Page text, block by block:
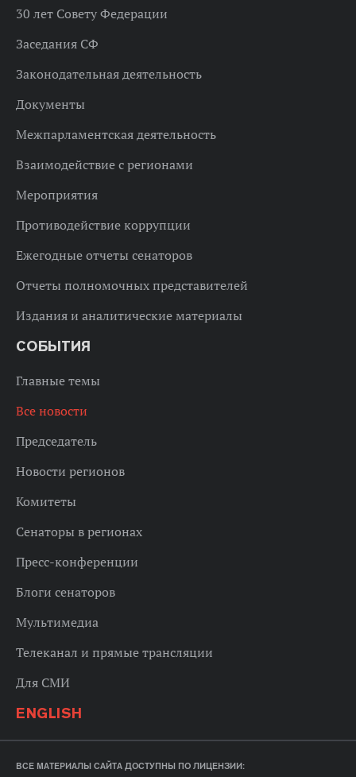
30 лет Совету Федерации
Заседания СФ
Законодательная деятельность
Документы
Межпарламентская деятельность
Взаимодействие с регионами
Мероприятия
Противодействие коррупции
Ежегодные отчеты сенаторов
Отчеты полномочных представителей
Издания и аналитические материалы
СОБЫТИЯ
Главные темы
Все новости
Председатель
Новости регионов
Комитеты
Сенаторы в регионах
Пресс-конференции
Блоги сенаторов
Мультимедиа
Телеканал и прямые трансляции
Для СМИ
ENGLISH
ВСЕ МАТЕРИАЛЫ САЙТА ДОСТУПНЫ ПО ЛИЦЕНЗИИ: